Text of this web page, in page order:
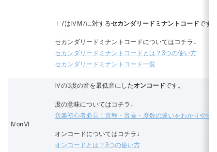
Ⅰ7はⅣM7に対するセカンダリードミナントコードです
セカンダリードミナントコードについてはコチラ↓
セカンダリードミナントコードとは？3つの使い方
セカンダリードミナントコード一覧
ⅣonⅥ
Ⅳの3度の音を最低音にしたオンコードです。
度の意味についてはコチラ↓
音楽初心者必見！音程・音高・度数の違いをわかりやす
オンコードについてはコチラ↓
オンコードとは？3つの使い方